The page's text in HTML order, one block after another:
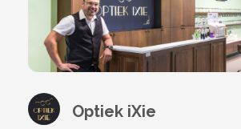
Optiek iXie